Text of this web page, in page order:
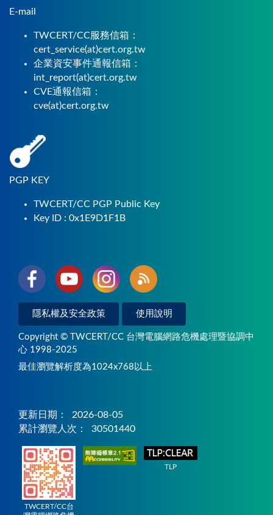
E-mail
TWCERT/CC服務信箱：
cert_service(at)cert.org.tw
企業資安事件通報信箱：
int_report(at)cert.org.tw
CVE通報信箱：
cve(at)cert.org.tw
PGP KEY
TWCERT/CC PGP Public Key
Key ID : 0x1E9D1F1B
隱私權及安全政策 使用說明
Copyright © TWCERT/CC 台灣電腦網路危機處理暨協調中
心 1998-2025
最佳瀏覽解析度為1024x768以上
更新日期：
2026-08-05
累計瀏覽人次：
30501440
TWCERT/CC台
TLP